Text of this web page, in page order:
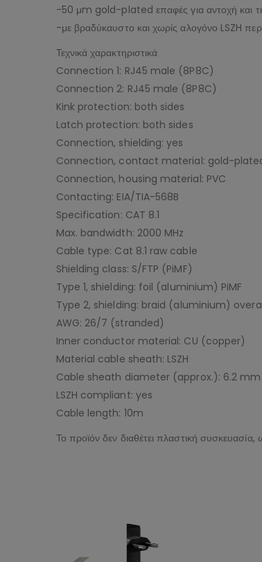
-50 μm gold-plated επαφές για αντοχή και
-με βραδύκαυστο και χωρίς αλογόνο LSZH
Τεχνικά χαρακτηριστικά
Connection 1: RJ45 male (8P8C)
Connection 2: RJ45 male (8P8C)
Kink protection: both sides
Latch protection: both sides
Connection, shielding: yes
Connection, contact material: gold-
Connection, housing material: PVC
Contacting: EIA/TIA-568B
Specification: CAT 8.1
Max. bandwidth: 2000 MHz
Cable type: Cat 8.1 raw cable
Shielding class: S/FTP (PiMF)
Type 1, shielding: foil (aluminium) PiMF
Type 2, shielding: braid (aluminium)
AWG: 26/7 (stranded)
Inner conductor material: CU (copper)
Material cable sheath: LSZH
Cable sheath diameter (approx.): 6.2 mm
LSZH compliant: yes
Cable length: 10m
Το προϊόν δεν διαθέτει πλαστική